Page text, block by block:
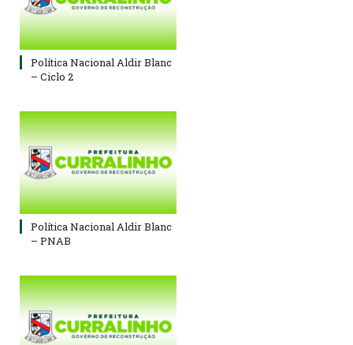
Política Nacional Aldir Blanc
– Ciclo 2
Política Nacional Aldir Blanc
– PNAB